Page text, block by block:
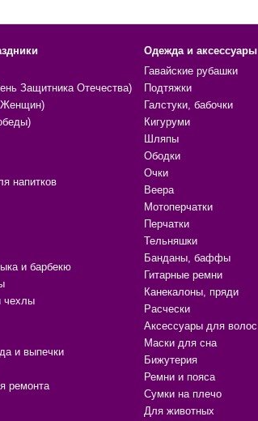
Защитника Отечества)
Женщин)
напитков
и барбекю
чехлы
и выпечки
ремонта
Одежда и аксессуары
Гавайские рубашки
Подтяжки
Галстуки, бабочки
Кигуруми
Шляпы
Ободки
Очки
Веера
Мотоперчатки
Перчатки
Тельняшки
Банданы, баффы
Гитарные ремни
Канекалоны, пряди
Расчески
Аксессуары для волос
Маски для сна
Бижутерия
Ремни и пояса
Сумки на плечо
Для животных